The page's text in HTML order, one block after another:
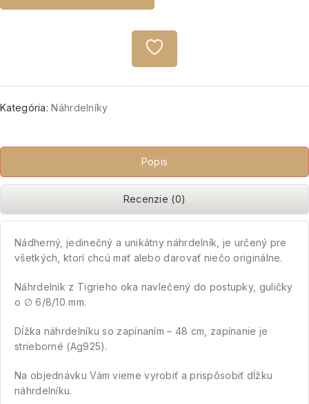
Kategória:Náhrdelníky
Popis
Recenzie (0)
Nádherný, jedinečný a unikátny náhrdelník, je určený pre
všetkých, ktorí chcú mať alebo darovať niečo originálne.
Náhrdelník z Tigrieho oka navlečený do postupky, guličky
o ∅ 6/8/10 mm.
Dĺžka náhrdelníku so zapínaním – 48 cm, zapínanie je
strieborné (Ag925).
Na objednávku Vám vieme vyrobiť a prispôsobiť dĺžku
náhrdelníku.